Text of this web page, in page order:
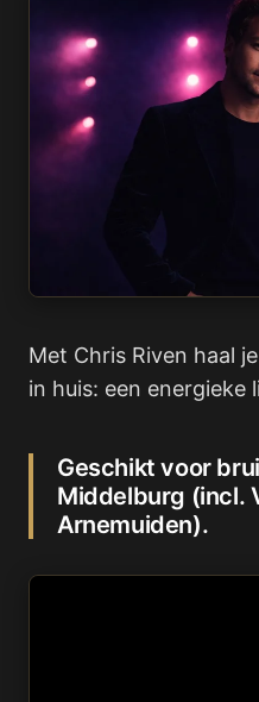
Met Chris Riven haal
in huis: een energieke
Geschikt voor
Middelburg (incl.
Arnemuiden).